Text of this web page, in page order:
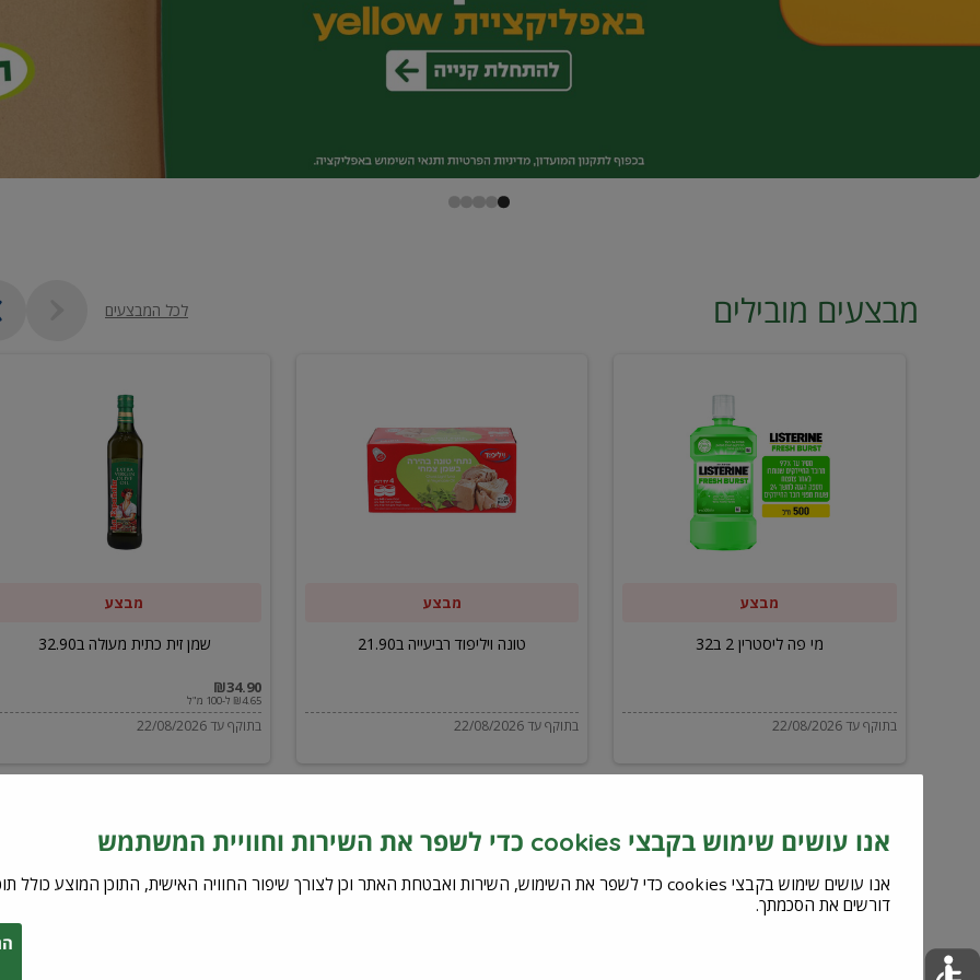
מבצעים מובילים לכל המבצעים
ליסטרין
מבצע
מי פה ליסטרין 2 ב32
בתוקף עד 22/08/2026
ויליפוד
רביעייה
מבצע
טונה ויליפוד רביעייה ב21.90
בתוקף עד 22/08/2026
מבצע
שמן זית כתית מעולה ב32.90
₪34.90
₪4.65 ל-100 מ"ל
בתוקף עד 22/08/2026
אנו עושים שימוש בקבצי cookies כדי לשפר את השירות וחוויית המשתמש
דורשים את הסכמתך.